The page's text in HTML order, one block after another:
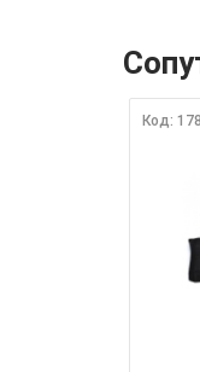
Код: 178